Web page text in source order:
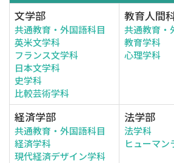
文学部
共通教育・外国語科目
英米文学科
フランス文学科
日本文学科
史学科
比較芸術学科
教育人間
共通教育・
教育学科
心理学科
経済学部
共通教育・外国語科目
経済学科
現代経済デザイン学科
法学部
法学科
ヒューマン